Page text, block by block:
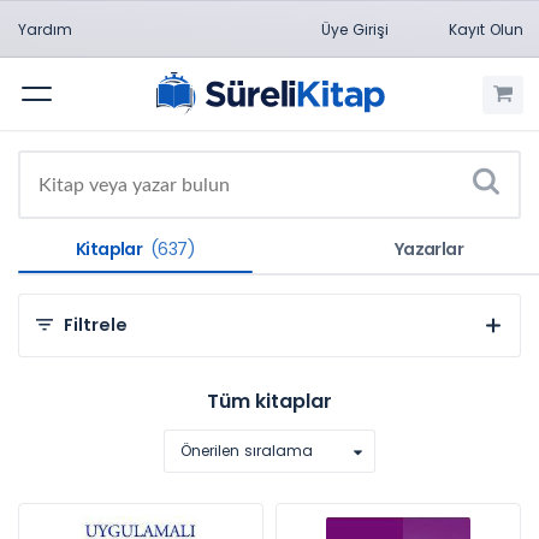
Yardım Üye Girişi Kayıt Olun
Menü
Kitaplar (637) Yazarlar
Filtrele
Konulara Göre
Matematik (59)
Tüm kitaplar
Önerilen sıralama